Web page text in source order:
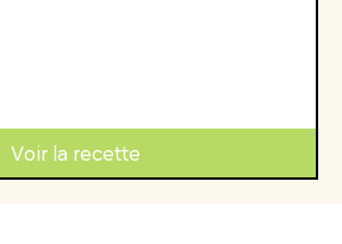
Voir la recette